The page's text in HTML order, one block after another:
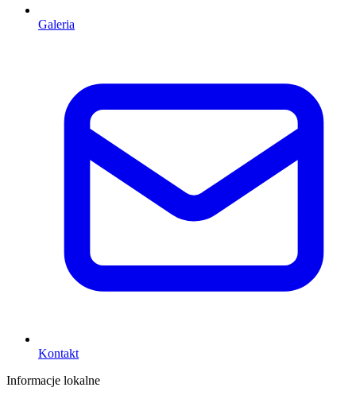
Galeria
Kontakt
Informacje lokalne